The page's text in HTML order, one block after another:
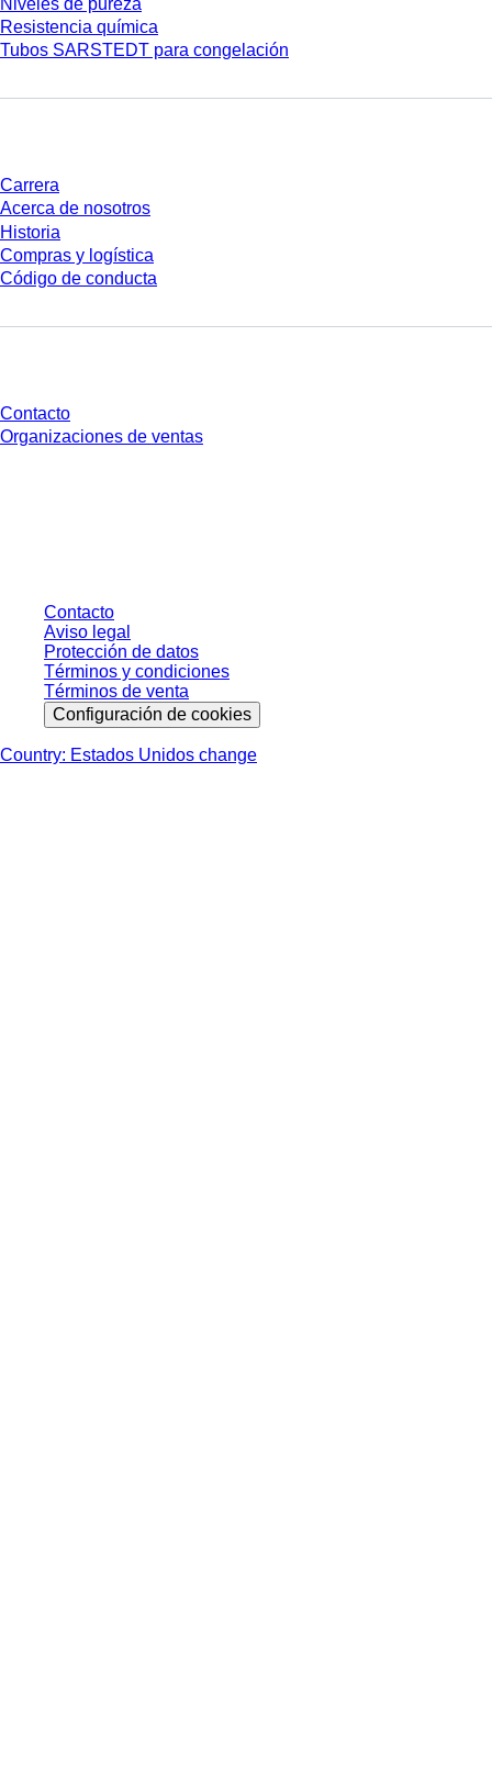
Resistencia química
Tubos SARSTEDT para congelación
Carrera
Acerca de nosotros
Historia
Compras y logística
Código de conducta
Contacto
Organizaciones de ventas
Contacto
Aviso legal
Protección de datos
Términos y condiciones
Términos de venta
Configuración de cookies
Country: Estados Unidos change